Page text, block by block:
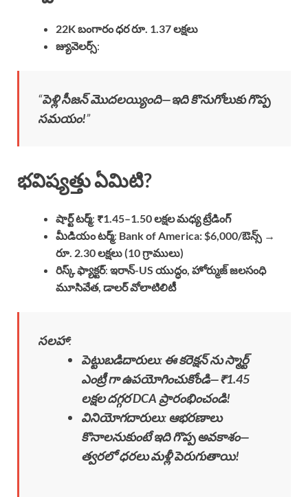
22K బంగారం ధర రూ. 1.37 లక్షలు
జ్యువెలర్స్:
“పెళ్లి సీజన్ మొదలయ్యింది—ఇది కొనుగోలుకు గొప్ప
సమయం!”
భవిష్యత్తు ఏమిటి?
షార్ట్ టర్మ్: ₹1.45–1.50 లక్షల మధ్య ట్రేడింగ్
మీడియం టర్మ్: Bank of America: $6,000/ఔన్స్ →
రూ. 2.30 లక్షలు (10 గ్రాములు)
రిస్క్ ఫ్యాక్టర్: ఇరాన్-US యుద్ధం, హోర్ముజ్ జలసంధి
మూసివేత, డాలర్ వోలాటిలిటీ
సలహా:
పెట్టుబడిదారులు:ఈ కరెక్షన్ ను స్మార్ట్
ఎంట్రీ గా ఉపయోగించుకోండి—₹1.45
లక్షల దగ్గర DCA ప్రారంభించండి!
వినియోగదారులు:ఆభరణాలు
కొనాలనుకుంటే ఇది గొప్ప అవకాశం—
త్వరలో ధరలు మళ్లీ పెరుగుతాయి!